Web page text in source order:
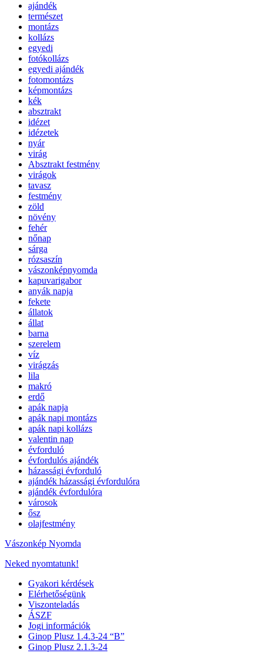
ajándék
természet
montázs
kollázs
egyedi
fotókollázs
egyedi ajándék
fotomontázs
képmontázs
kék
absztrakt
idézet
idézetek
nyár
virág
Absztrakt festmény
virágok
tavasz
festmény
zöld
növény
fehér
nőnap
sárga
rózsaszín
vászonképnyomda
kapuvarigabor
anyák napja
fekete
állatok
állat
barna
szerelem
víz
virágzás
lila
makró
erdő
apák napja
apák napi montázs
apák napi kollázs
valentin nap
évforduló
évfordulós ajándék
házassági évforduló
ajándék házassági évfordulóra
ajándék évfordulóra
városok
ősz
olajfestmény
Vászonkép Nyomda
Neked nyomtatunk!
Gyakori kérdések
Elérhetőségünk
Viszonteladás
ÁSZF
Jogi információk
Ginop Plusz 1.4.3-24 “B”
Ginop Plusz 2.1.3-24